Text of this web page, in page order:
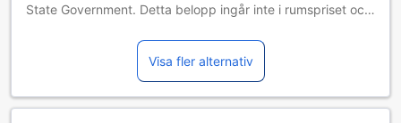
State Government. Detta belopp ingår inte i rumspriset och
Visa fler alternativ